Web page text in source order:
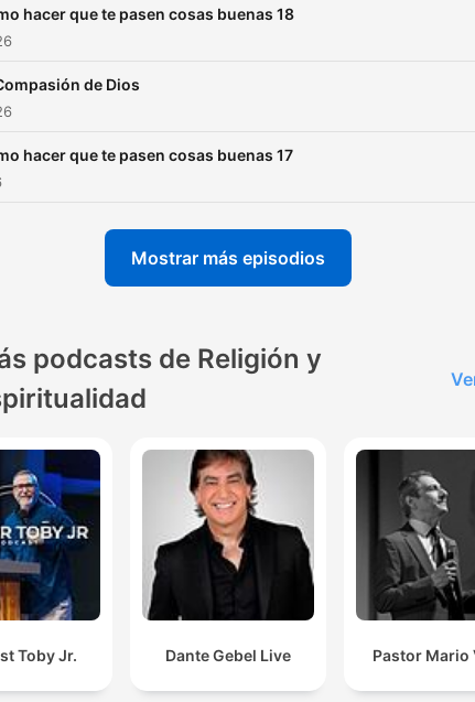
hacer que te pasen cosas buenas 18
de Dios
hacer que te pasen cosas buenas 17
Mostrar más episodios
podcasts de Religión y
Toby Jr. Dante Gebel Live Pastor Mario